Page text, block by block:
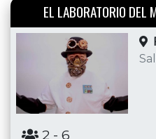
EL LABORATORIO DEL
2 - 6